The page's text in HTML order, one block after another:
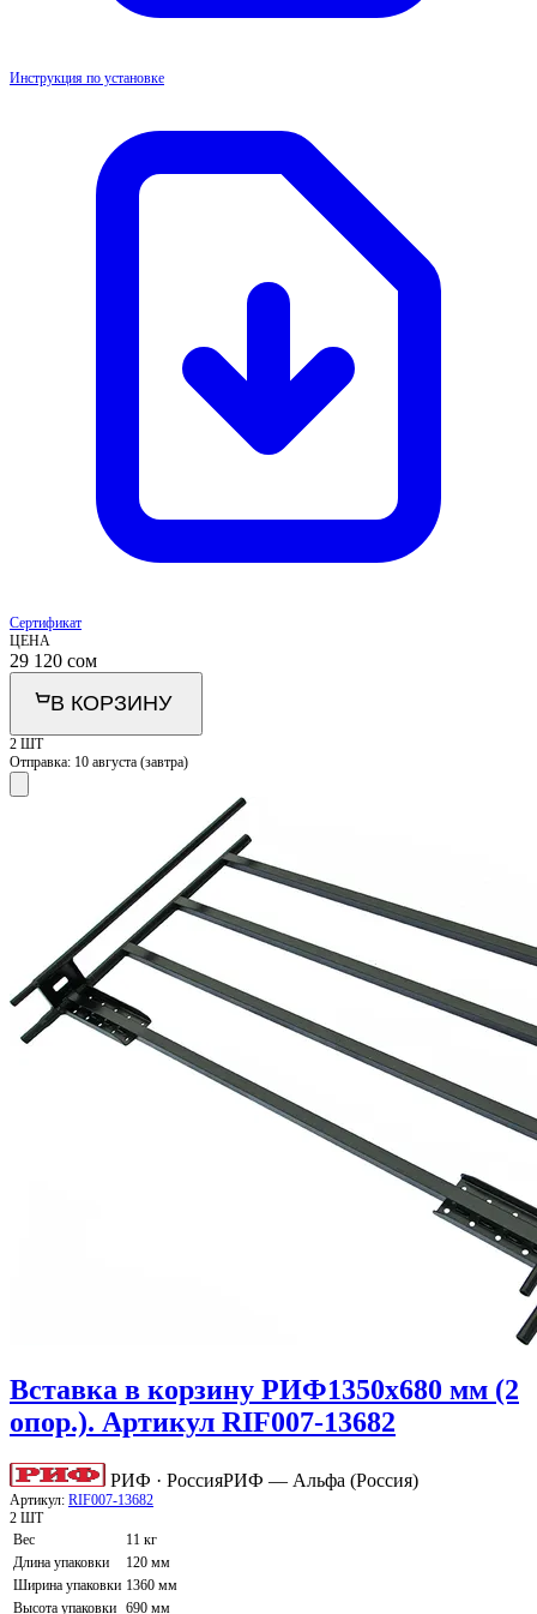
Инструкция по установке
Сертификат
ЦЕНА
29 120 сом
В КОРЗИНУ
2 ШТ
Отправка: 10 августа (завтра)
Вставка в корзину РИФ1350х680 мм (2
опор.). Артикул RIF007-13682
РИФ · РоссияРИФ — Альфа (Россия)
Артикул: RIF007-13682
2 ШТ
Вес
11 кг
Длина упаковки
120 мм
Ширина упаковки 1360 мм
Высота упаковки 690 мм